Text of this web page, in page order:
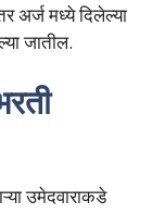
अर्ज मध्ये दिलेल्या
जातील.
उमेदवाराकडे